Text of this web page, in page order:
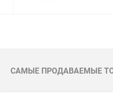
В избранное
САМЫЕ ПРОДАВАЕМЫЕ